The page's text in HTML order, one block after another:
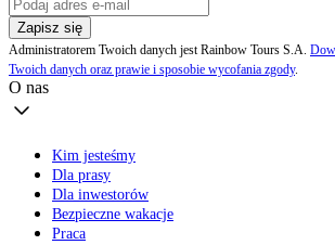
Zapisz się
Administratorem Twoich danych jest Rainbow Tours S.A.
Twoich danych oraz prawie i sposobie wycofania zgody.
O nas
Kim jesteśmy
Dla prasy
Dla inwestorów
Bezpieczne wakacje
Praca